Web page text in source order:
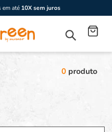
em até 10X sem juros
0 produto